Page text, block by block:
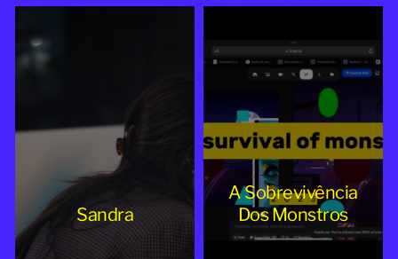
Sandra
A Sobrevivência
Dos Monstros